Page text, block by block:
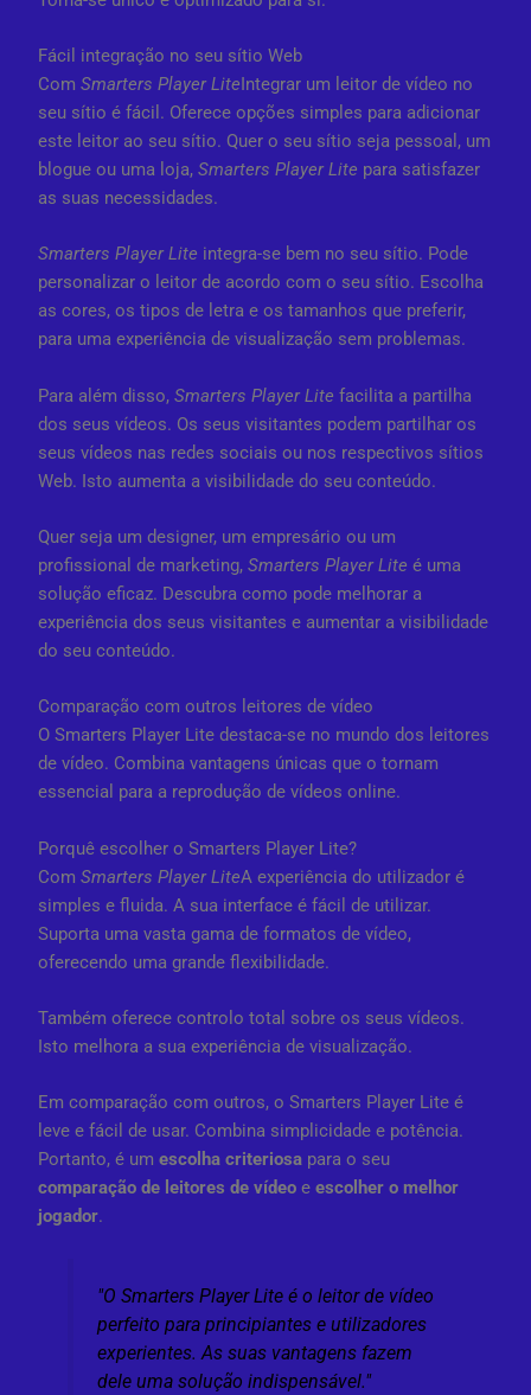
Fácil integração no seu sítio Web
ComSmarters Player LiteIntegrar um leitor de vídeo no
seu sítio é fácil. Oferece opções simples para adicionar
este leitor ao seu sítio. Quer o seu sítio seja pessoal, um
blogue ou uma loja,Smarters Player Lite para satisfazer
as suas necessidades.
Smarters Player Lite integra-se bem no seu sítio. Pode
personalizar o leitor de acordo com o seu sítio. Escolha
as cores, os tipos de letra e os tamanhos que preferir,
para uma experiência de visualização sem problemas.
Para além disso,Smarters Player Lite facilita a partilha
dos seus vídeos. Os seus visitantes podem partilhar os
seus vídeos nas redes sociais ou nos respectivos sítios
Web. Isto aumenta a visibilidade do seu conteúdo.
Quer seja um designer, um empresário ou um
profissional de marketing,Smarters Player Lite é uma
solução eficaz. Descubra como pode melhorar a
experiência dos seus visitantes e aumentar a visibilidade
do seu conteúdo.
Comparação com outros leitores de vídeo
O Smarters Player Lite destaca-se no mundo dos leitores
de vídeo. Combina vantagens únicas que o tornam
essencial para a reprodução de vídeos online.
Porquê escolher o Smarters Player Lite?
ComSmarters Player LiteA experiência do utilizador é
simples e fluida. A sua interface é fácil de utilizar.
Suporta uma vasta gama de formatos de vídeo,
oferecendo uma grande flexibilidade.
Também oferece controlo total sobre os seus vídeos.
Isto melhora a sua experiência de visualização.
Em comparação com outros, o Smarters Player Lite é
leve e fácil de usar. Combina simplicidade e potência.
Portanto, é umescolha criteriosa para o seu
comparação de leitores de vídeo eescolher o melhor
jogador.
"O Smarters Player Lite é o leitor de vídeo
perfeito para principiantes e utilizadores
experientes. As suas vantagens fazem
dele uma solução indispensável."